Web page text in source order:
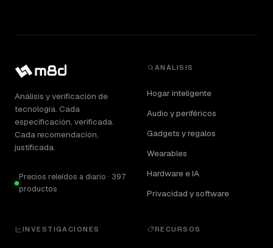
Análisis y verificación de
tecnología. Cada
especificación, verificada.
Cada recomendación,
justificada.
Precios releídos a diario · 397
productos
ANÁLISIS
Hogar inteligente
Audio y periféricos
Gadgets y regalos
Wearables
Hardware e IA
Privacidad y software
INVESTIGACIONES RECURSOS